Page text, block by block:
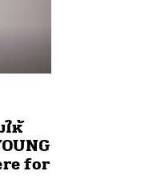
ห้
for